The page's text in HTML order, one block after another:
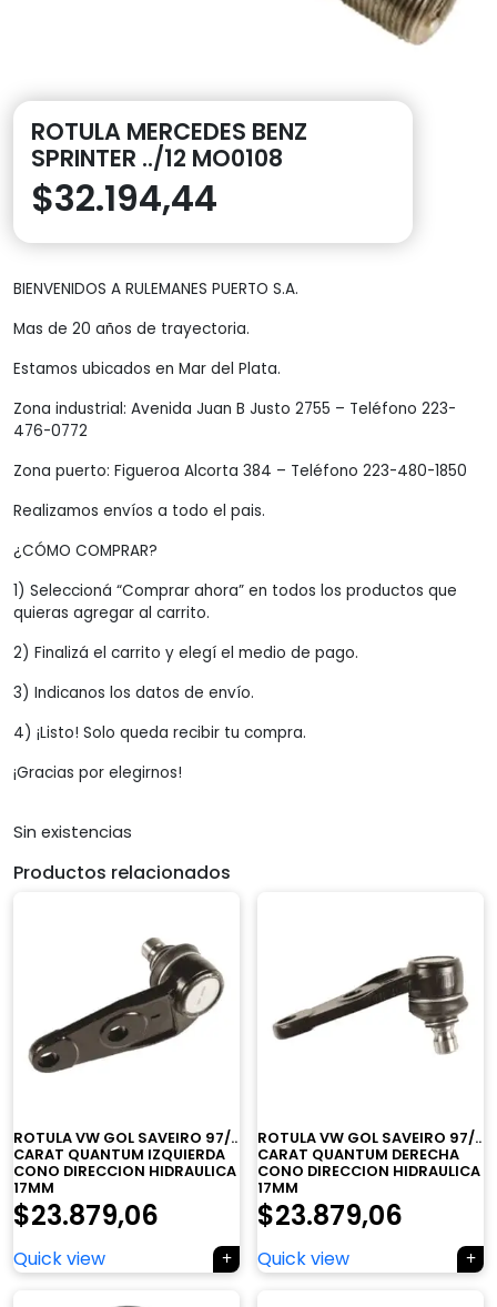
ROTULA MERCEDES BENZ
SPRINTER ../12 MO0108
$32.194,44
BIENVENIDOS A RULEMANES PUERTO S.A.
Mas de 20 años de trayectoria.
Estamos ubicados en Mar del Plata.
Zona industrial: Avenida Juan B Justo 2755 – Teléfono 223-
476-0772
Zona puerto: Figueroa Alcorta 384 – Teléfono 223-480-1850
Realizamos envíos a todo el pais.
¿CÓMO COMPRAR?
1) Seleccioná “Comprar ahora” en todos los productos que
quieras agregar al carrito.
2) Finalizá el carrito y elegí el medio de pago.
3) Indicanos los datos de envío.
4) ¡Listo! Solo queda recibir tu compra.
¡Gracias por elegirnos!
Sin existencias
Productos relacionados
ROTULA VW GOL SAVEIRO 97/..
CARAT QUANTUM IZQUIERDA
CONO DIRECCION HIDRAULICA
17MM
$23.879,06
Quick view
ROTULA VW GOL SAVEIRO 97/..
CARAT QUANTUM DERECHA
CONO DIRECCION HIDRAULICA
17MM
$23.879,06
Quick view